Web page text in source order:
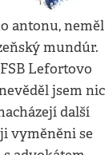
antonu, neměl
mundúr.
Lefortovo
jsem nic
další
vyměněni se